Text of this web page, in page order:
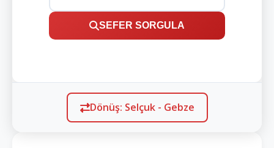
SEFER SORGULA
Dönüş: Selçuk - Gebze